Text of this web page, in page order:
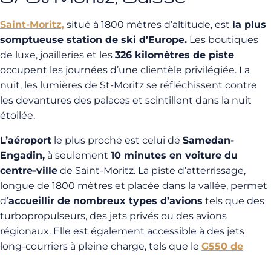
Saint-Moritz, situé à 1800 mètres d’altitude, est la plus
somptueuse station de ski d’Europe. Les boutiques
de luxe, joailleries et les 326 kilomètres de piste
occupent les journées d’une clientèle privilégiée. La
nuit, les lumières de St-Moritz se réfléchissent contre
les devantures des palaces et scintillent dans la nuit
étoilée.
L’aéroport le plus proche est celui de Samedan-
Engadin, à seulement 10 minutes en voiture du
centre-ville de Saint-Moritz. La piste d’atterrissage,
longue de 1800 mètres et placée dans la vallée, permet
d’accueillir de nombreux types d’avions tels que des
turbopropulseurs, des jets privés ou des avions
régionaux. Elle est également accessible à des jets
long-courriers à pleine charge, tels que le G550 de